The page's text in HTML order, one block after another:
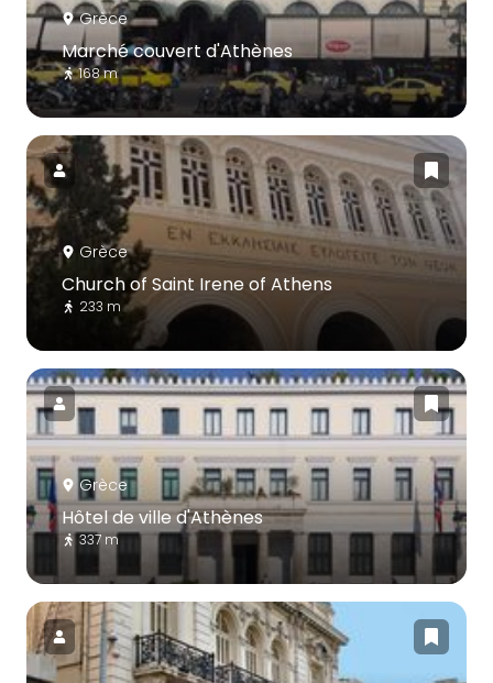
Grèce
Marché couvert d'Athènes
168 m
Grèce
Church of Saint Irene of Athens
233 m
Grèce
Hôtel de ville d'Athènes
337 m